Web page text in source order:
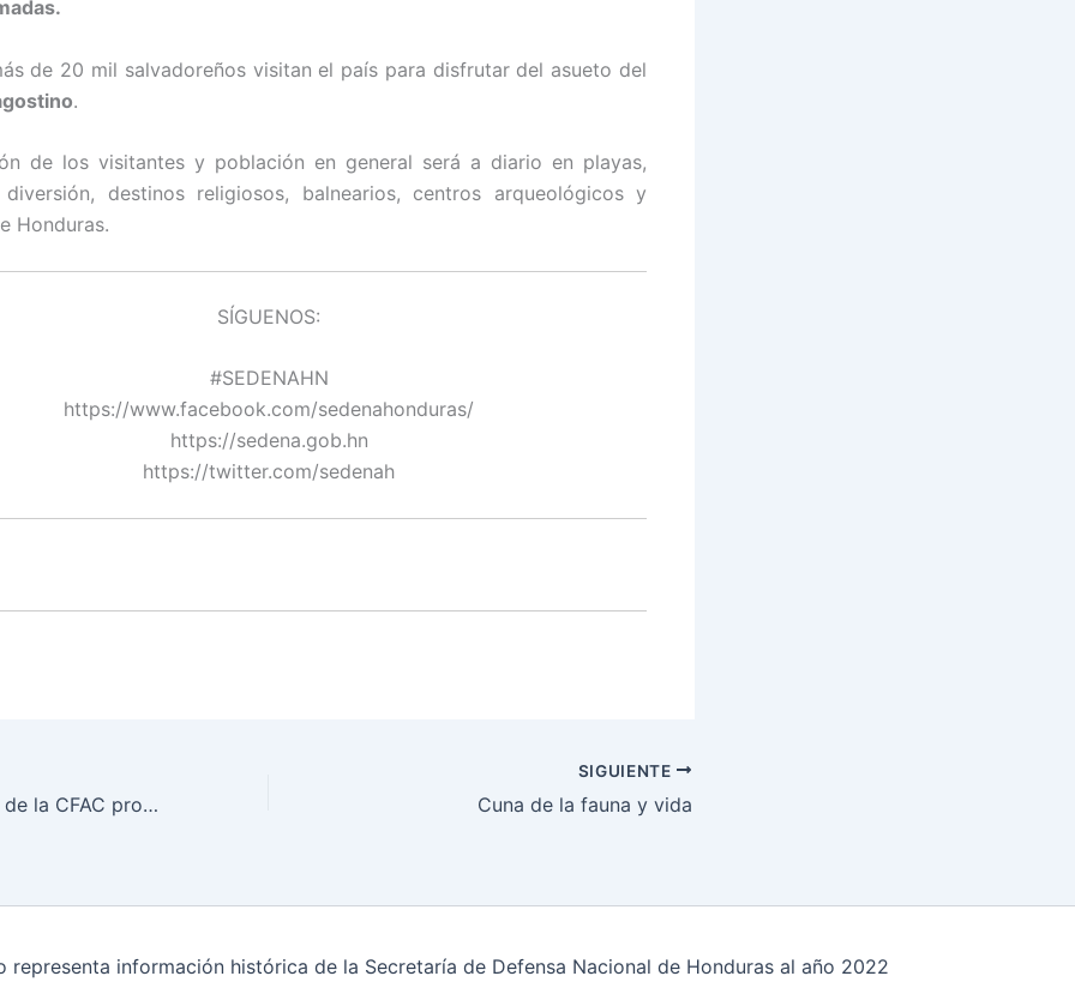
de 20 mil salvadoreños visitan el país para disfrutar del asueto del
.
de los visitantes y población en general será a diario en playas,
destinos religiosos, balnearios, centros arqueológicos y
Honduras.
SÍGUENOS:
#SEDENAHN
https://www.facebook.com/sedenahonduras/
https://sedena.gob.hn
https://twitter.com/sedenah
Países miembros de la CFAC promueven el Derecho Internacional Humanitario
SIGUIENTE
Cuna de la fauna y vida
información histórica de la Secretaría de Defensa Nacional de Honduras al año 2022